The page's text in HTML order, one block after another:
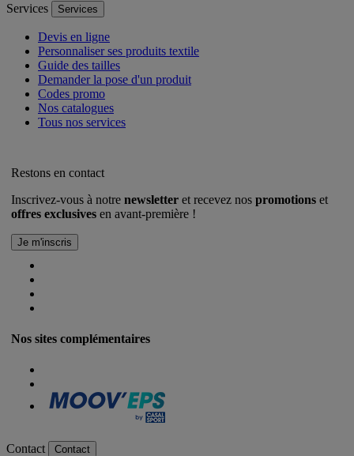
Services Services
Devis en ligne
Personnaliser ses produits textile
Guide des tailles
Demander la pose d'un produit
Codes promo
Nos catalogues
Tous nos services
Restons en contact
Inscrivez-vous à notre newsletter et recevez nos promotions et
offres exclusives en avant-première !
Nos sites complémentaires
Contact Contact